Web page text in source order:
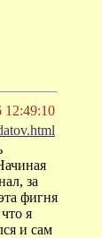
12:49:10
за
фигня
я
и сам